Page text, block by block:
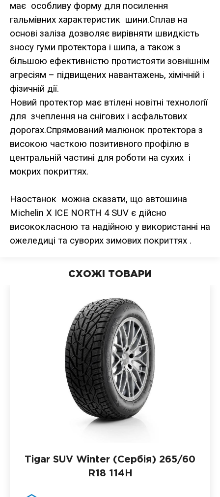
має особливу форму для посилення
гальмівних характеристик шини.Сплав на
основі заліза дозволяє вирівняти швидкість
зносу гуми протектора і шипа, а також з
більшою ефективністю протистояти зовнішнім
агресіям – підвищених навантажень, хімічній і
фізичній дії.
Новий протектор має втілені новітні технології
для зчеплення на снігових і асфальтових
дорогах.Спрямований малюнок протектора з
високою часткою позитивного профілю в
центральній частині для роботи на сухих і
мокрих покриттях.
Наостанок можна сказати, що автошина
Michelin X ICE NORTH 4 SUV є дійсно
висококласною та надійною у використанні на
ожеледиці та суворих зимових покриттях .
СХОЖІ ТОВАРИ
Tigar SUV Winter (Сербія) 265/60
R18 114H